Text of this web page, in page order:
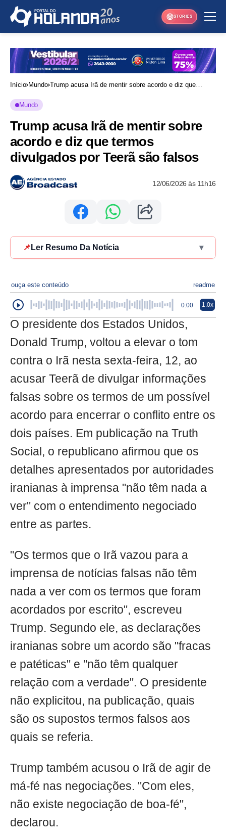
STORIES
Início Mundo Trump acusa Irã de mentir sobre acordo e diz que
Mundo
Trump acusa Irã de mentir sobre
acordo e diz que termos
divulgados por Teerã são falsos
12/06/2026 às 11h16
📌 Ler Resumo Da Notícia ▾
ouça este conteúdo readme
0:00 1.0x
O presidente dos Estados Unidos,
Donald Trump, voltou a elevar o tom
contra o Irã nesta sexta-feira, 12, ao
acusar Teerã de divulgar informações
falsas sobre os termos de um possível
acordo para encerrar o conflito entre os
dois países. Em publicação na Truth
Social, o republicano afirmou que os
detalhes apresentados por autoridades
iranianas à imprensa "não têm nada a
ver" com o entendimento negociado
entre as partes.
"Os termos que o Irã vazou para a
imprensa de notícias falsas não têm
nada a ver com os termos que foram
acordados por escrito", escreveu
Trump. Segundo ele, as declarações
iranianas sobre um acordo são "fracas
e patéticas" e "não têm qualquer
relação com a verdade". O presidente
não explicitou, na publicação, quais
são os supostos termos falsos aos
quais se referia.
Trump também acusou o Irã de agir de
má-fé nas negociações. "Com eles,
não existe negociação de boa-fé",
declarou.